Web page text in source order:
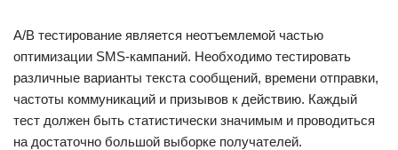
A/B тестирование является неотъемлемой частью
оптимизации SMS-кампаний. Необходимо тестировать
различные варианты текста сообщений, времени отправки,
частоты коммуникаций и призывов к действию. Каждый
тест должен быть статистически значимым и проводиться
на достаточно большой выборке получателей.